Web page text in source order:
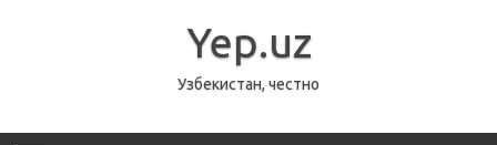
Yep.uz
Узбекистан, честно